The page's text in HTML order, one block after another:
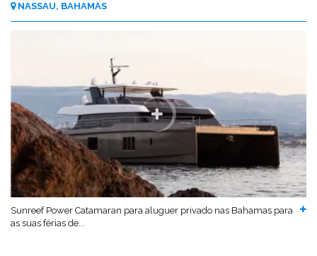
NASSAU, BAHAMAS
Sunreef Power Catamaran para aluguer privado nas Bahamas para
as suas férias de...